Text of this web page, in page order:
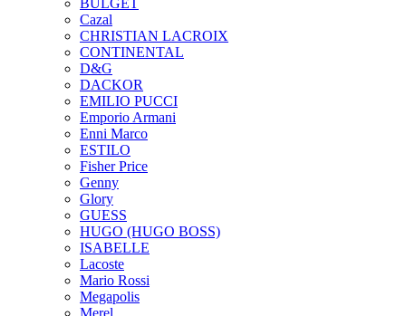
Cazal
CHRISTIAN LACROIX
CONTINENTAL
D&G
DACKOR
EMILIO PUCCI
Emporio Armani
Enni Marco
ESTILO
Fisher Price
Genny
Glory
GUESS
HUGO (HUGO BOSS)
ISABELLE
Lacoste
Mario Rossi
Megapolis
Merel